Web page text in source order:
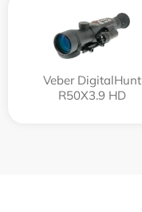
Veber DigitalHunt
R50X3.9 HD